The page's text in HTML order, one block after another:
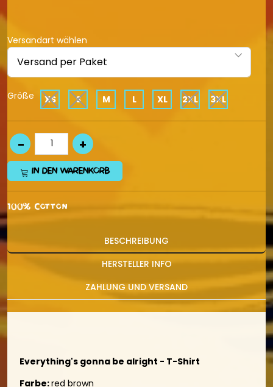
Versandart wählen
Größe XS S M L XL 2XL 3XL
IN DEN WARENKORB
100% Cotton
BESCHREIBUNG
HERSTELLER INFO
ZAHLUNG UND VERSAND
Everything's gonna be alright - T-Shirt
Farbe:red brown